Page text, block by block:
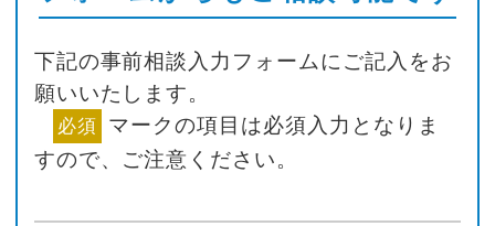
下記の事前相談入力フォームにご記入をお
願いいたします。
必須 マークの項目は必須入力となりま
すので、ご注意ください。